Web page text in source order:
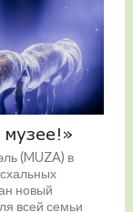
(MUZA) в
новый
всей семьи